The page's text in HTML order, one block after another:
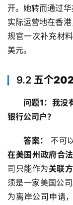
开。她转而通过
实际运营地在香
规官一次补充材
美元。
9.2 五个
问题1：我没
银行公司户？
答案：
不可
在美国州政府合
司只能作为关联方
须是一家美国公
为离岸公司申请